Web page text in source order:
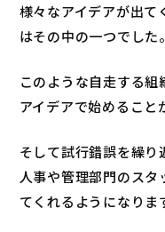
様々なアイデアが出て
はその中の一つでした。
このような自走する
アイデアで始めること
そして試行錯誤を繰り
人事や管理部門のス
てくれるようになりま